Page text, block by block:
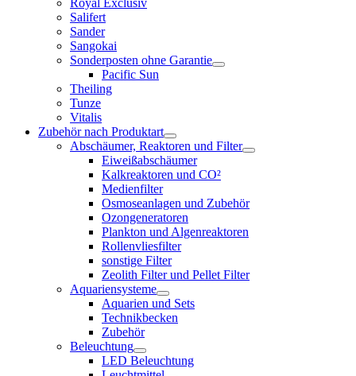
Royal Exclusiv
Salifert
Sander
Sangokai
Sonderposten ohne Garantie
Pacific Sun
Theiling
Tunze
Vitalis
Zubehör nach Produktart
Abschäumer, Reaktoren und Filter
Eiweißabschäumer
Kalkreaktoren und CO²
Medienfilter
Osmoseanlagen und Zubehör
Ozongeneratoren
Plankton und Algenreaktoren
Rollenvliesfilter
sonstige Filter
Zeolith Filter und Pellet Filter
Aquariensysteme
Aquarien und Sets
Technikbecken
Zubehör
Beleuchtung
LED Beleuchtung